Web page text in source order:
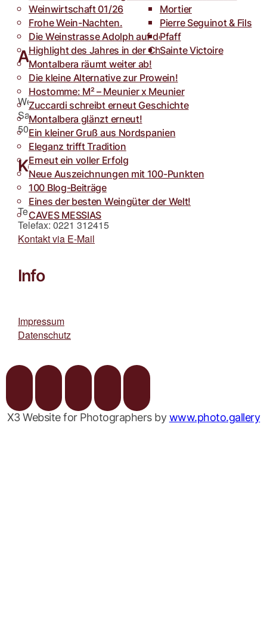
Weinwirtschaft 01/26
Frohe Wein-Nachten.
Die Weinstrasse Adolph auf der weinFACH
Highlight des Jahres in der Champagne.
Montalbera räumt weiter ab!
Die kleine Alternative zur Prowein!
Hostomme: M² – Meunier x Meunier
Zuccardi schreibt erneut Geschichte
Montalbera glänzt erneut!
Ein kleiner Gruß aus Nordspanien
Eleganz trifft Tradition
Erneut ein voller Erfolg
Neue Auszeichnungen mit 100-Punkten
100 Blog-Beiträge
Eines der besten Weingüter der Welt!
CAVES MESSIAS
Toro
Rocca dei Forti
Villa Armellina
Mortier
Pierre Seguinot & Fils
Pfaff
Sainte Victoire
Adresse
Weinstrasse Adolph GmbH
Sachsenring 38
50677 Köln
Kontakt
Telefon: 0221 312413
Telefax: 0221 312415
Kontakt via E-Mail
Info
Impressum
Datenschutz
X3 Website for Photographers bywww.photo.gallery